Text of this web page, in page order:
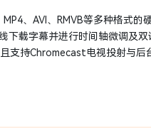
、AVI、RMVB等多种格式的
下载字幕并进行时间轴微调及
支持Chromecast电视投射与后